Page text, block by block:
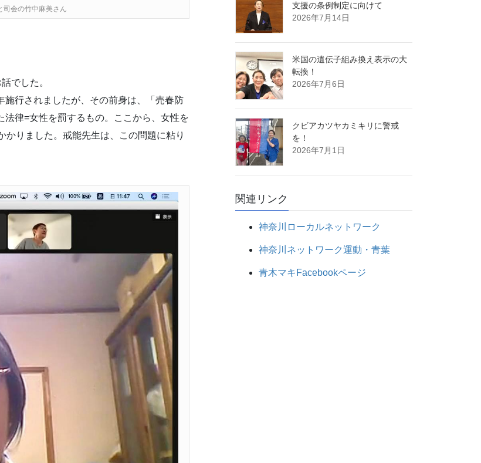
司会の竹中麻美さん
でした。
施行されましたが、その前身は、「売春防
律=女性を罰するもの。ここから、女性を
りました。戒能先生は、この問題に粘り
支援の条例制定に向けて
2026年7月14日
米国の遺伝子組み換え表示の大
転換！
2026年7月6日
クビアカツヤカミキリに警戒
を！
2026年7月1日
関連リンク
神奈川ローカルネットワーク
神奈川ネットワーク運動・青葉
青木マキFacebookページ